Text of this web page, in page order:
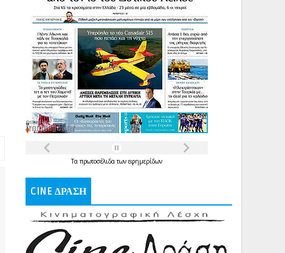
Τα πρωτοσέλιδατων εφημερίδων
CINE ΔΡΑΣΗ